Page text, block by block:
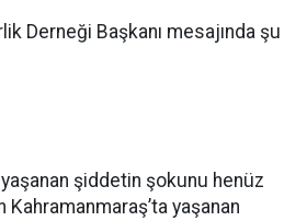
Derneği Başkanı mesajında şu
şiddetin şokunu henüz
Kahramanmaraş’ta yaşanan